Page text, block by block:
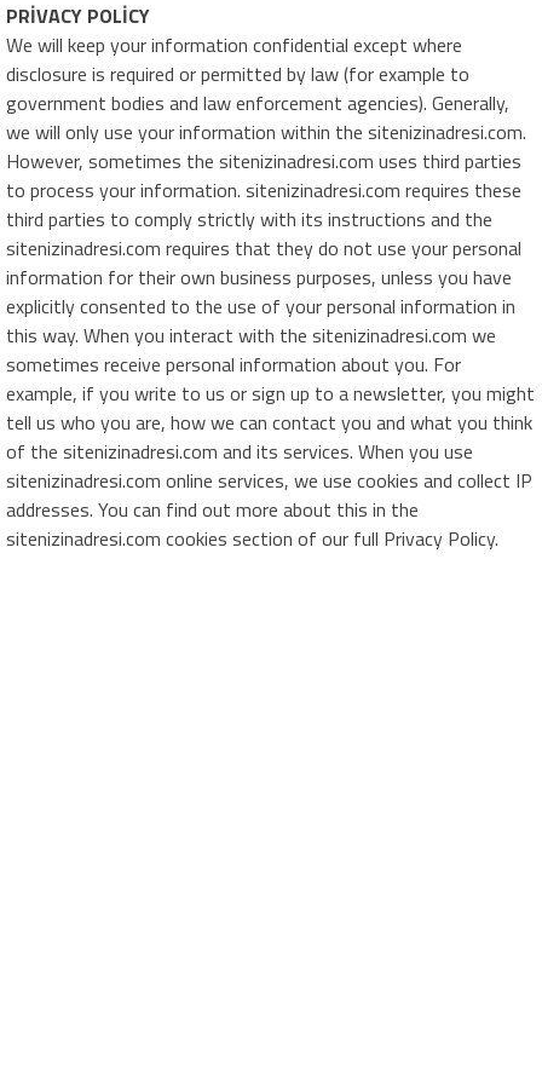
PRİVACY POLİCY
We will keep your information confidential except where
disclosure is required or permitted by law (for example to
government bodies and law enforcement agencies). Generally,
we will only use your information within the sitenizinadresi.com.
However, sometimes the sitenizinadresi.com uses third parties
to process your information. sitenizinadresi.com requires these
third parties to comply strictly with its instructions and the
sitenizinadresi.com requires that they do not use your personal
information for their own business purposes, unless you have
explicitly consented to the use of your personal information in
this way. When you interact with the sitenizinadresi.com we
sometimes receive personal information about you. For
example, if you write to us or sign up to a newsletter, you might
tell us who you are, how we can contact you and what you think
of the sitenizinadresi.com and its services. When you use
sitenizinadresi.com online services, we use cookies and collect IP
addresses. You can find out more about this in the
sitenizinadresi.com cookies section of our full Privacy Policy.